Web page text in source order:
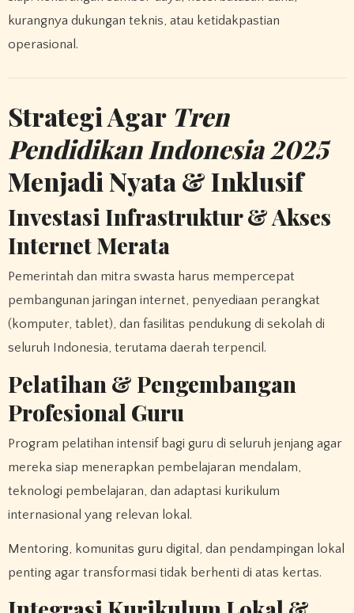
kurangnya dukungan teknis, atau ketidakpastian
operasional.
Strategi Agar Tren
Pendidikan Indonesia 2025
Menjadi Nyata & Inklusif
Investasi Infrastruktur & Akses
Internet Merata
Pemerintah dan mitra swasta harus mempercepat
pembangunan jaringan internet, penyediaan perangkat
(komputer, tablet), dan fasilitas pendukung di sekolah di
seluruh Indonesia, terutama daerah terpencil.
Pelatihan & Pengembangan
Profesional Guru
Program pelatihan intensif bagi guru di seluruh jenjang agar
mereka siap menerapkan pembelajaran mendalam,
teknologi pembelajaran, dan adaptasi kurikulum
internasional yang relevan lokal.
Mentoring, komunitas guru digital, dan pendampingan lokal
penting agar transformasi tidak berhenti di atas kertas.